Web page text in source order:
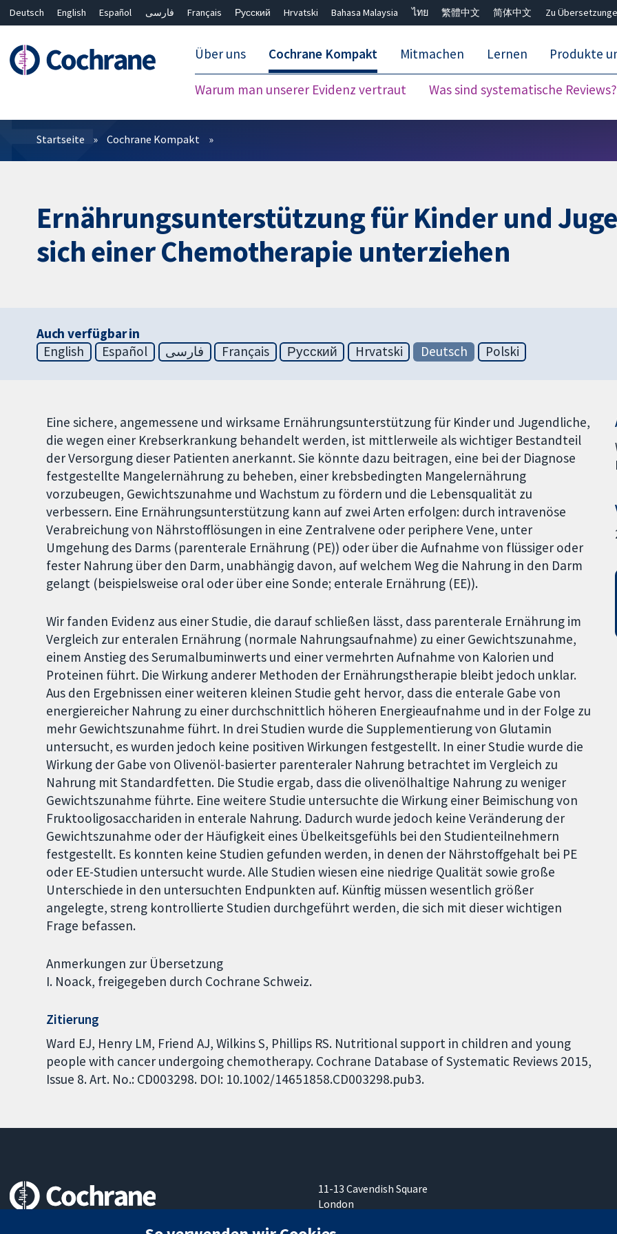
Deutsch English Español فارسی Français Русский Hrvatski Bahasa Malaysia ไทย 繁體中文 简体中文 Zu
Über uns Cochrane Kompakt
Warum man unserer Evidenz vertraut Was sind systematische Reviews?
Mitmachen Lernen Produkte
Filter
Startseite Cochrane Kompakt
Ernährungsunterstützung für Kinder und
sich einer Chemotherapie unterziehen
Auch verfügbar in
English
Español فارسی Français Русский Hrvatski Deutsch Polski
Eine sichere, angemessene und wirksame Ernährungsunterstützung für Kinder und Jugendliche,
die wegen einer Krebserkrankung behandelt werden, ist mittlerweile als wichtiger Bestandteil
der Versorgung dieser Patienten anerkannt. Sie könnte dazu beitragen, eine bei der Diagnose
festgestellte Mangelernährung zu beheben, einer krebsbedingten Mangelernährung
vorzubeugen, Gewichtszunahme und Wachstum zu fördern und die Lebensqualität zu
verbessern. Eine Ernährungsunterstützung kann auf zwei Arten erfolgen: durch intravenöse
Verabreichung von Nährstofflösungen in eine Zentralvene oder periphere Vene, unter
Umgehung des Darms (parenterale Ernährung (PE)) oder über die Aufnahme von flüssiger oder
fester Nahrung über den Darm, unabhängig davon, auf welchem Weg die Nahrung in den Darm
gelangt (beispielsweise oral oder über eine Sonde; enterale Ernährung (EE)).
Wir fanden Evidenz aus einer Studie, die darauf schließen lässt, dass parenterale Ernährung im
Vergleich zur enteralen Ernährung (normale Nahrungsaufnahme) zu einer Gewichtszunahme,
einem Anstieg des Serumalbuminwerts und einer vermehrten Aufnahme von Kalorien und
Proteinen führt. Die Wirkung anderer Methoden der Ernährungstherapie bleibt jedoch unklar.
Aus den Ergebnissen einer weiteren kleinen Studie geht hervor, dass die enterale Gabe von
energiereicher Nahrung zu einer durchschnittlich höheren Energieaufnahme und in der Folge zu
mehr Gewichtszunahme führt. In drei Studien wurde die Supplementierung von Glutamin
untersucht, es wurden jedoch keine positiven Wirkungen festgestellt. In einer Studie wurde die
Wirkung der Gabe von Olivenöl-basierter parenteraler Nahrung betrachtet im Vergleich zu
Nahrung mit Standardfetten. Die Studie ergab, dass die olivenölhaltige Nahrung zu weniger
Gewichtszunahme führte. Eine weitere Studie untersuchte die Wirkung einer Beimischung von
Fruktooligosacchariden in enterale Nahrung. Dadurch wurde jedoch keine Veränderung der
Gewichtszunahme oder der Häufigkeit eines Übelkeitsgefühls bei den Studienteilnehmern
festgestellt. Es konnten keine Studien gefunden werden, in denen der Nährstoffgehalt bei PE
oder EE-Studien untersucht wurde. Alle Studien wiesen eine niedrige Qualität sowie große
Unterschiede in den untersuchten Endpunkten auf. Künftig müssen wesentlich größer
angelegte, streng kontrollierte Studien durchgeführt werden, die sich mit dieser wichtigen
Frage befassen.
Anmerkungen zur Übersetzung
I. Noack, freigegeben durch Cochrane Schweiz.
Zitierung
Ward EJ, Henry LM, Friend AJ, Wilkins S, Phillips RS. Nutritional support in children and young
people with cancer undergoing chemotherapy. Cochrane Database of Systematic Reviews 2015,
Issue 8. Art. No.: CD003298. DOI: 10.1002/14651858.CD003298.pub3.
11-13 Cavendish Square
London